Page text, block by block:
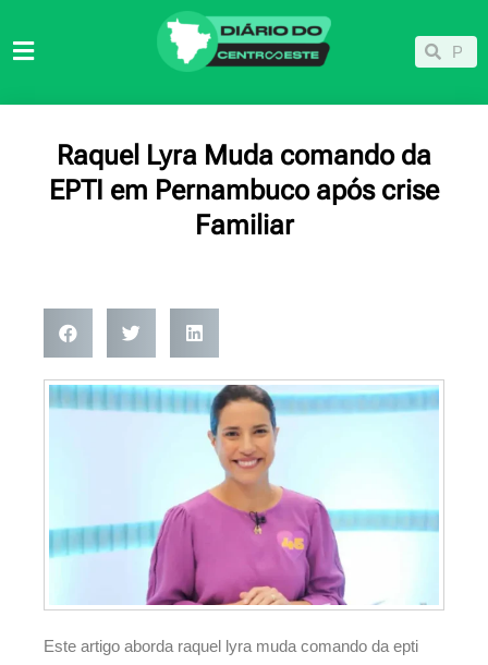
para
Pesquisar
Raquel Lyra Muda comando da
EPTI em Pernambuco após crise
Familiar
Este artigo aborda raquel lyra muda comando da epti